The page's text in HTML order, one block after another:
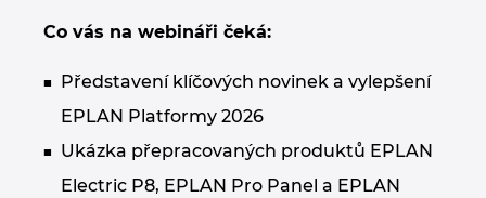
Co vás na webináři čeká:
Představení klíčových novinek a vylepšení
EPLAN Platformy 2026
Ukázka přepracovaných produktů EPLAN
Electric P8, EPLAN Pro Panel a EPLAN
Irsko
Izrael